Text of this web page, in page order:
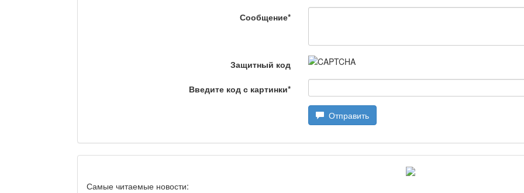
Я открываю мир / Бала дарын
Сообщение*
Защитный код
Введите код с картинки*
Отправить
Самые читаемые новости: